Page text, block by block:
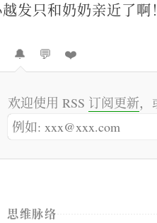
发只和奶奶亲近了啊！
🔔 💬 ❤️
欢迎使用 RSS 订阅更新，
思维脉络